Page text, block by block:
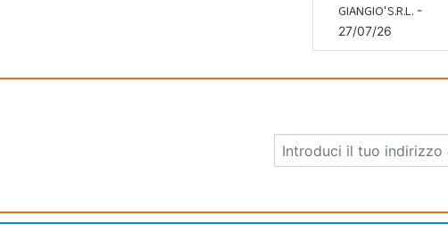
GIANGIO' S.R.L.-
27/07/26